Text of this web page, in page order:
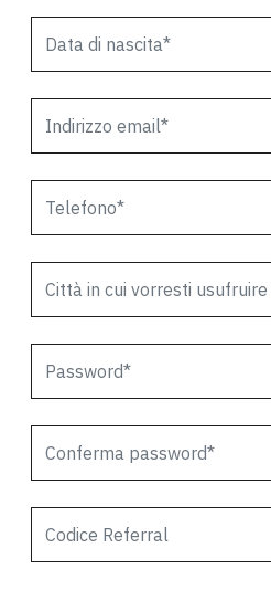
Città in cui vorresti